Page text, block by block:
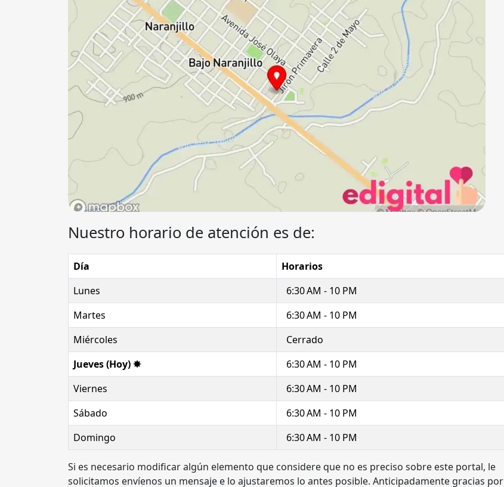
Nuestro horario de atención es de:
Día
Horarios
Lunes
6:30 AM - 10 PM
Martes
6:30 AM - 10 PM
Miércoles
Cerrado
Jueves (Hoy) ✸
6:30 AM - 10 PM
Viernes
6:30 AM - 10 PM
Sábado
6:30 AM - 10 PM
Domingo
6:30 AM - 10 PM
Si es necesario modificar algún elemento que considere que no es preciso sobre este portal, le
solicitamos envíenos un mensaje e lo ajustaremos lo antes posible. Anticipadamente gracias por